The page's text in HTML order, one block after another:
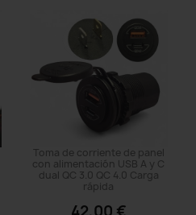
Toma de corriente de panel
con alimentación USB A y C
dual QC 3.0 QC 4.0 Carga
rápida